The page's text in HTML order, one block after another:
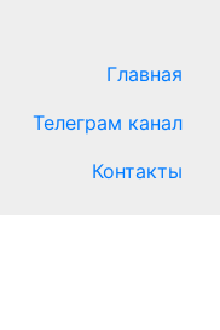
Главная
Телеграм канал
Контакты